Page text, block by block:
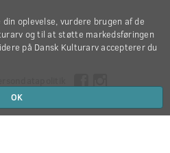
2026
oplevelse, vurdere brugen af de
og til at støtte markedsføringen
på Dansk Kulturarv accepterer du
OK